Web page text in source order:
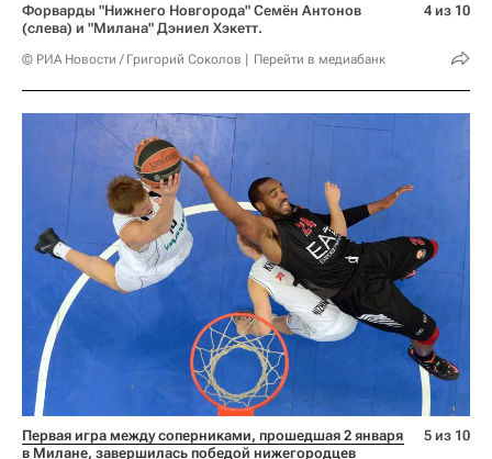
Форварды "Нижнего Новгорода" Семён Антонов
(слева) и "Милана" Дэниел Хэкетт.
© РИА Новости / Григорий Соколов Перейти в медиабанк
4 из 10
Первая игра между соперниками, прошедшая 2 января
5 из 10